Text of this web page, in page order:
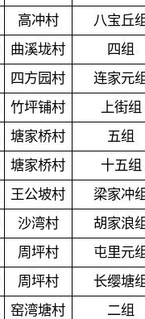
高冲村
八宝丘
曲溪垅村
四组
四方园村
连家元
竹坪铺村
上街组
塘家桥村
五组
塘家桥村
十五组
王公坡村
梁家冲
沙湾村
胡家浪
周坪村
屯里元
周坪村
长缨塘
窑湾塘村
二组